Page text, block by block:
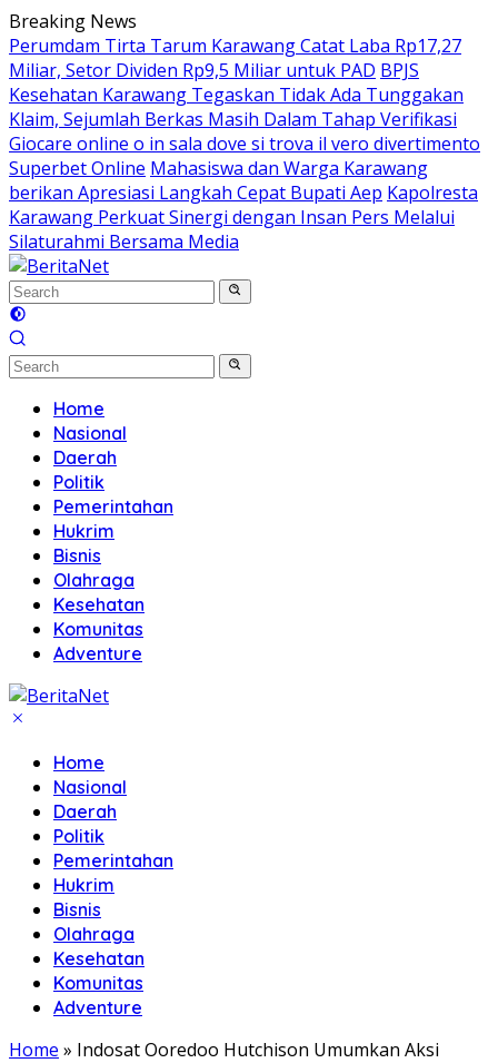
Skip
to
content
Breaking News
Perumdam Tirta Tarum Karawang Catat Laba Rp17,27
Miliar, Setor Dividen Rp9,5 Miliar untuk PAD BPJS
Kesehatan Karawang Tegaskan Tidak Ada Tunggakan
Klaim, Sejumlah Berkas Masih Dalam Tahap Verifikasi
Giocare online o in sala dove si trova il vero divertimento
Superbet Online Mahasiswa dan Warga Karawang
berikan Apresiasi Langkah Cepat Bupati Aep Kapolresta
Karawang Perkuat Sinergi dengan Insan Pers Melalui
Silaturahmi Bersama Media
Home
Nasional
Daerah
Politik
Pemerintahan
Hukrim
Bisnis
Olahraga
Kesehatan
Komunitas
Adventure
Home
Nasional
Daerah
Politik
Pemerintahan
Hukrim
Bisnis
Olahraga
Kesehatan
Komunitas
Adventure
Home » Indosat Ooredoo Hutchison Umumkan Aksi